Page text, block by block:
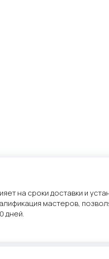
на сроки доставки и
мастеров,
дней.